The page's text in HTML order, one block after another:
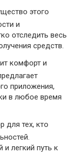
этого
и
отследить весь
средств.
комфорт и
приложения,
в любое время
для тех, кто
легкий путь к